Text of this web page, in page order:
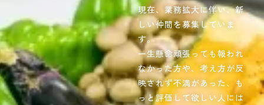
現在、業務拡大に伴い、新
しい仲間を募集していま
す。
一生懸命頑張っても報われ
なかった方や、考え方が反
映されず不満があった、も
っと評価して欲しい人には